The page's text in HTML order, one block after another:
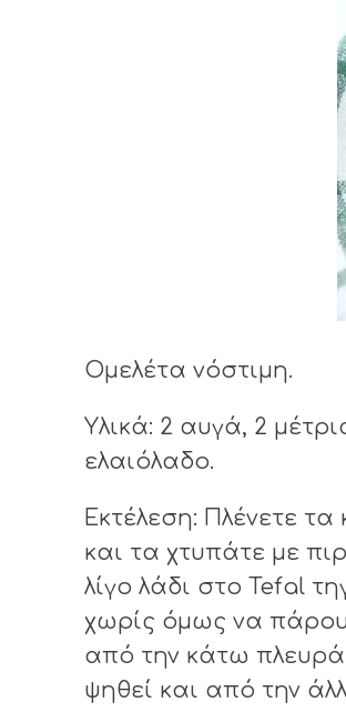
Ομελέτα νόστιμη.
Υλικά: 2 αυγά, 2
ελαιόλαδο.
Εκτέλεση: Πλένετε
και τα χτυπάτε με
λίγο λάδι στο Tefal
χωρίς όμως να
από την κάτω πλευρά.
ψηθεί και από την